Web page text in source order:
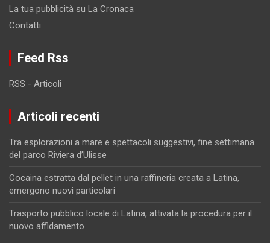
La tua pubblicità su La Cronaca
Contatti
Feed Rss
RSS - Articoli
Articoli recenti
Tra esplorazioni a mare e spettacoli suggestivi, fine settimana
del parco Riviera d’Ulisse
Cocaina estratta dal pellet in una raffineria creata a Latina,
emergono nuovi particolari
Trasporto pubblico locale di Latina, attivata la procedura per il
nuovo affidamento